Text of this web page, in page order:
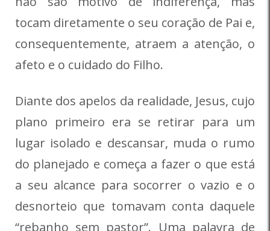
tocam diretamente o seu coração de Pai e,
consequentemente, atraem a atenção, o
afeto e o cuidado do Filho.
Diante dos apelos da realidade, Jesus, cujo
plano primeiro era se retirar para um
lugar isolado e descansar, muda o rumo
do planejado e começa a fazer o que está
a seu alcance para socorrer o vazio e o
desnorteio que tomavam conta daquele
“rebanho sem pastor”. Uma palavra de